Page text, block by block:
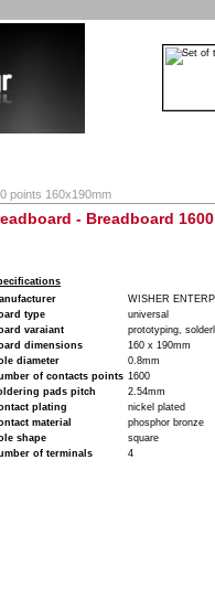
points 160x190mm
- Breadboard
WISHER
type
universal
varaiant
prototyping,
dimensions
160 x 190mm
diameter
0.8mm
of contacts points 1600
pads pitch
2.54mm
plating
nickel plated
material
phosphor bronze
shape
square
of terminals
4